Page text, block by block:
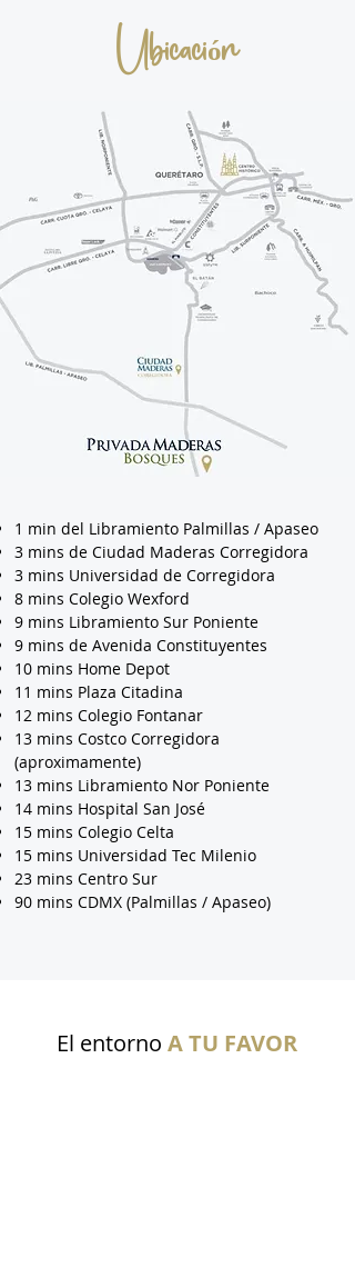
Ubicación
1 min del Libramiento Palmillas / Apaseo
3 mins de Ciudad Maderas Corregidora
3 mins Universidad de Corregidora
8 mins Colegio Wexford
9 mins Libramiento Sur Poniente
9 mins de Avenida Constituyentes
10 mins Home Depot
11 mins Plaza Citadina
12 mins Colegio Fontanar
13 mins Costco Corregidora
(aproximamente)
13 mins Libramiento Nor Poniente
14 mins Hospital San José
15 mins Colegio Celta
15 mins Universidad Tec Milenio
23 mins Centro Sur
90 mins CDMX (Palmillas / Apaseo)
El entorno A TU FAVOR